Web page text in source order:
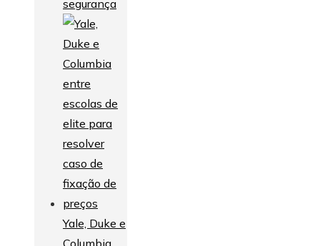
segurança
Yale, Duke e